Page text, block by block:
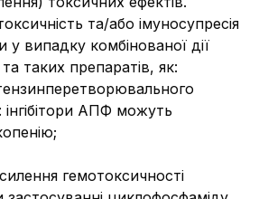
та/або імуносупресія
випадку комбінованої дії
таких препаратів, як:
АПФ можуть
гемотоксичності